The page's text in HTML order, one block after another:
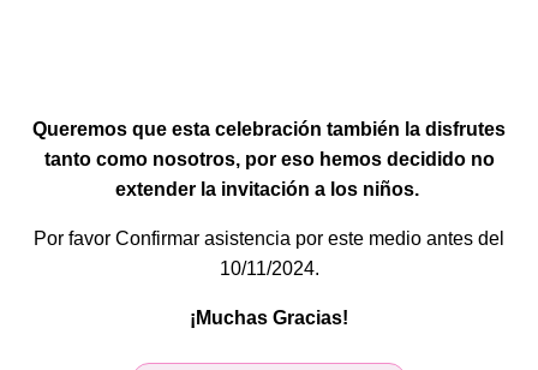
Queremos que esta celebración también la disfrutes
tanto como nosotros, por eso hemos decidido no
extender la invitación a los niños.
Por favor Confirmar asistencia por este medio antes del
10/11/2024.
¡Muchas Gracias!